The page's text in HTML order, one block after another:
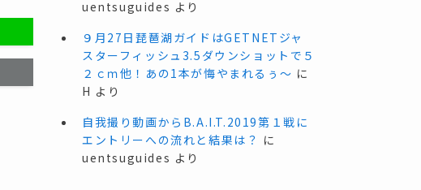
uentsuguides より
９月27日琵琶湖ガイドはGETNETジャ
スターフィッシュ3.5ダウンショットで５
２ｃｍ他！あの1本が悔やまれるぅ～ に
H より
自我撮り動画からB.A.I.T.2019第１戦に
エントリーへの流れと結果は？ に
uentsuguides より